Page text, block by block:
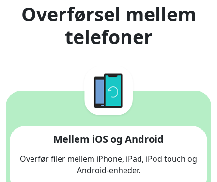
Overførsel mellem
telefoner
Mellem iOS og Android
Overfør filer mellem iPhone, iPad, iPod touch og
Android-enheder.